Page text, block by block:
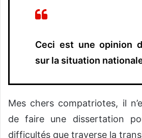
Ceci est une opinion
sur la situation
Mes chers compatriotes, il
de faire une dissertation
difficultés que traverse la